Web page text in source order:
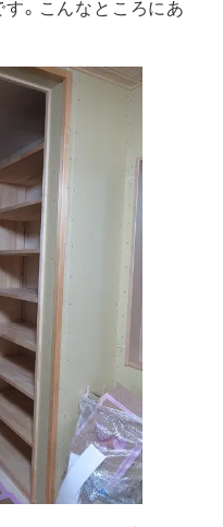
。こんなところにあ